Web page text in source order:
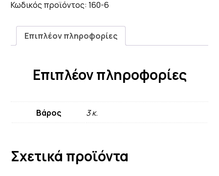
Κωδικός προϊόντος: 160-6
Επιπλέον πληροφορίες
Επιπλέον πληροφορίες
Βάρος 3 κ.
Σχετικά προϊόντα